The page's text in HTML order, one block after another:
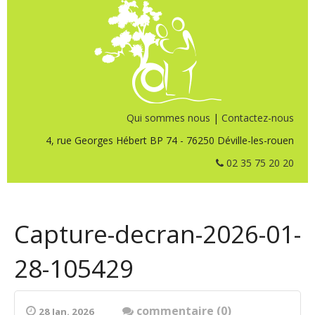
Qui sommes nous | Contactez-nous
4, rue Georges Hébert BP 74 - 76250 Déville-les-rouen
02 35 75 20 20
Capture-decran-2026-01-
28-105429
28 Jan. 2026
commentaire (0)